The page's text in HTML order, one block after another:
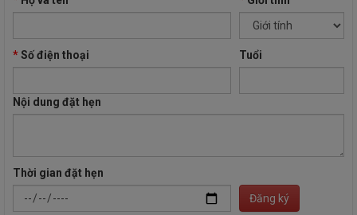
*Số điện thoại Tuổi
Nội dung đặt hẹn
Thời gian đặt hẹn
Đăng ký